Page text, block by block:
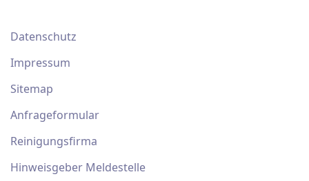
Datenschutz
Impressum
Sitemap
Anfrageformular
Reinigungsfirma
Hinweisgeber Meldestelle